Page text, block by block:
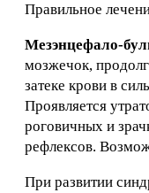
Правильное
Мезэнцефало-
мозжечок,
затеке крови в
Проявляется
роговичных и
рефлексов.
При развитии